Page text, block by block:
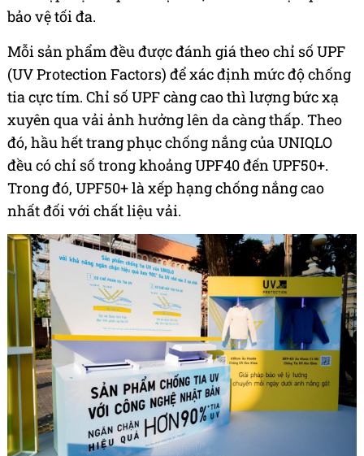
bảo vệ tối đa.
Mỗi sản phẩm đều được đánh giá theo chỉ số UPF
(UV Protection Factors) để xác định mức độ chống
tia cực tím. Chỉ số UPF càng cao thì lượng bức xạ
xuyên qua vải ảnh hưởng lên da càng thấp. Theo
đó, hầu hết trang phục chống nắng của UNIQLO
đều có chỉ số trong khoảng UPF40 đến UPF50+.
Trong đó, UPF50+ là xếp hạng chống nắng cao
nhất đối với chất liệu vải.